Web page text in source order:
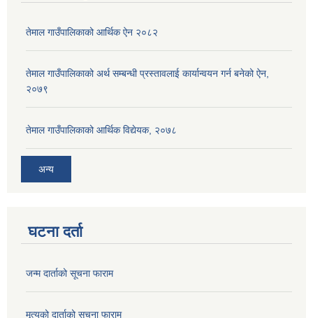
तेमाल गाउँपालिकाको आर्थिक ऐन २०८२
तेमाल गाउँपालिकाको अर्थ सम्बन्धी प्रस्तावलाई कार्यान्वयन गर्न बनेको ऐन,
२०७९
तेमाल गाउँपालिकाको आर्थिक विद्येयक, २०७८
अन्य
घटना दर्ता
जन्म दार्ताको सूचना फाराम
मृत्युको दार्ताको सूचना फाराम